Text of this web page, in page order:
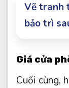
Vẽ tranh
bảo trì
Giá cửa
Cuối cùng,